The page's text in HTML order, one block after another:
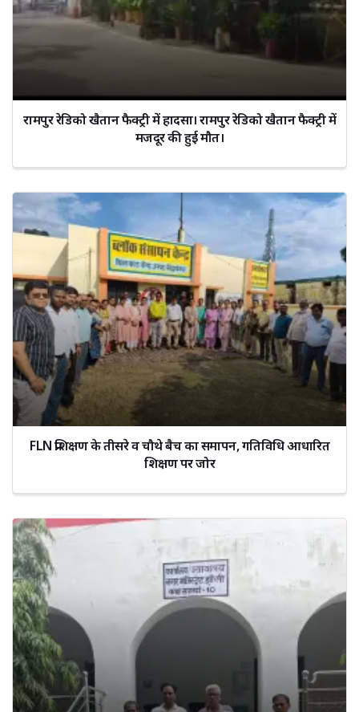
रामपुर रेडिको खैतान फैक्ट्री में हादसा। रामपुर रेडिको खैतान फैक्ट्री में
मजदूर की हुई मौत।
FLN प्रशिक्षण के तीसरे व चौथे बैच का समापन, गतिविधि आधारित
शिक्षण पर जोर